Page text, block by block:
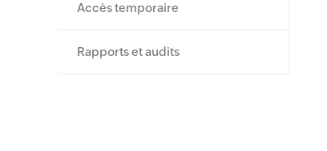
Accès temporaire
Rapports et audits